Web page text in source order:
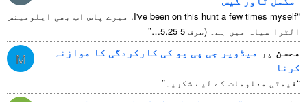
“
I've been on this hunt a few times myself. میرے پاس اب بھی ایلومینس
الٹرا سیاہ میں ہے۔ (صرف 5 5.25…
”
M محسن پر میڈویر جی پی یو کی کارکردگی کا موازنہ
کرنا
“قیمتی معلومات کے لیے شکریہ ”